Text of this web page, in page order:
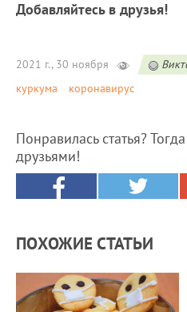
Добавляйтесь в друзья!
2021 г., 30 ноября
куркума
коронавирус
Понравилась статья?
друзьями!
ПОХОЖИЕ СТАТЬИ